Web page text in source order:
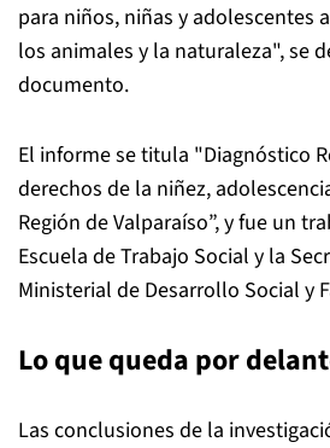
para niños, niñas y adolescentes
los animales y la naturaleza", se
documento.
El informe se titula "Diagnóstico
derechos de la niñez,
Región de Valparaíso”, y fue un
Escuela de Trabajo Social y la
Ministerial de Desarrollo Social y
Lo que queda por
Las conclusiones de la